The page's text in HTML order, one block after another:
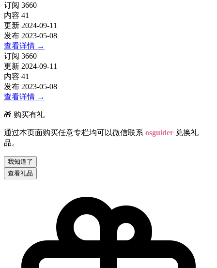
订阅 3660
内容 41
更新 2024-09-11
发布 2023-05-08
查看详情 →
订阅 3660
更新 2024-09-11
内容 41
发布 2023-05-08
查看详情 →
🎁 购买有礼
通过本页面购买任意专栏均可以微信联系 osguider 兑换礼
品。
我知道了
查看礼品